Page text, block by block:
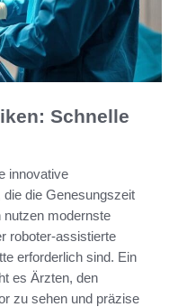
Schnelle
innovative
die Genesungszeit
nutzen modernste
roboter-assistierte
erforderlich sind. Ein
es Ärzten, den
zu sehen und präzise